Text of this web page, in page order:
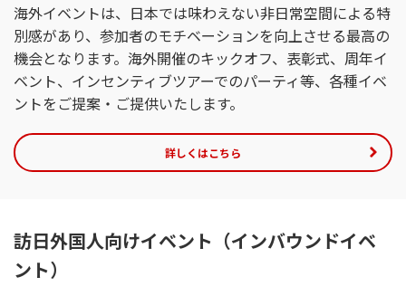
海外イベントは、日本では味わえない非日常空間による特
別感があり、参加者のモチベーションを向上させる最高の
機会となります。海外開催のキックオフ、表彰式、周年イ
ベント、インセンティブツアーでのパーティ等、各種イベ
ントをご提案・ご提供いたします。
詳しくはこちら
訪日外国人向けイベント（インバウンドイベ
ント）